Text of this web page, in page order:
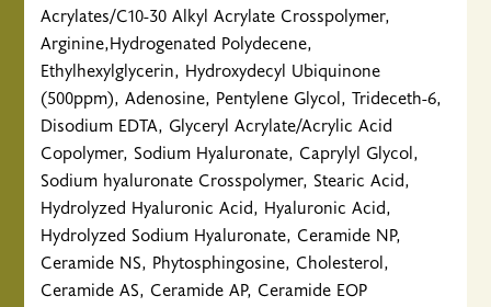
Acrylates/C10-30 Alkyl Acrylate Crosspolymer,
Arginine,Hydrogenated Polydecene,
Ethylhexylglycerin, Hydroxydecyl Ubiquinone
(500ppm), Adenosine, Pentylene Glycol, Trideceth-6,
Disodium EDTA, Glyceryl Acrylate/Acrylic Acid
Copolymer, Sodium Hyaluronate, Caprylyl Glycol,
Sodium hyaluronate Crosspolymer, Stearic Acid,
Hydrolyzed Hyaluronic Acid, Hyaluronic Acid,
Hydrolyzed Sodium Hyaluronate, Ceramide NP,
Ceramide NS, Phytosphingosine, Cholesterol,
Ceramide AS, Ceramide AP, Ceramide EOP